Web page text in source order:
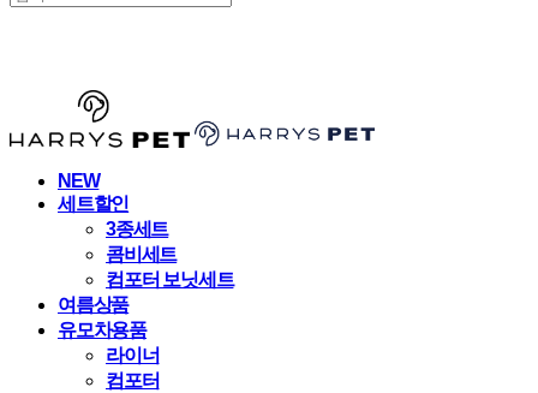
NEW
세트할인
3종세트
콤비세트
컴포터 보닛세트
여름상품
유모차용품
라이너
컴포터